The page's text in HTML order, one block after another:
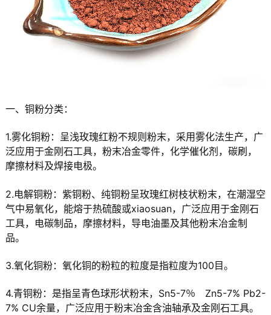
一、铜粉分类：
1.雾化铜粉：呈浅玫瑰红粉不规则粉末，采用雾化法生产，广
泛应用于金刚石工具，粉末冶金零件，化学催化剂，碳刷，
摩擦材料及焊接电极。
2.电解铜粉：紫铜粉、纯铜粉呈玫瑰红树枝状粉末，在潮湿空
气中易氧化，能熔于热硫酸或xiaosuan，广泛应用于金刚石
工具，电碳制品，摩擦材料，导电油墨及其他粉末冶金制
品。
3.氧化铜粉：氧化铜的粉粒的粒度是指粒度为100目。
4.青铜粉：是指呈青色球形状粉末，Sn5-7％ Zn5-7% Pb2-
7% CU余量，广泛应用于粉末冶金含油轴承及金刚石工具。